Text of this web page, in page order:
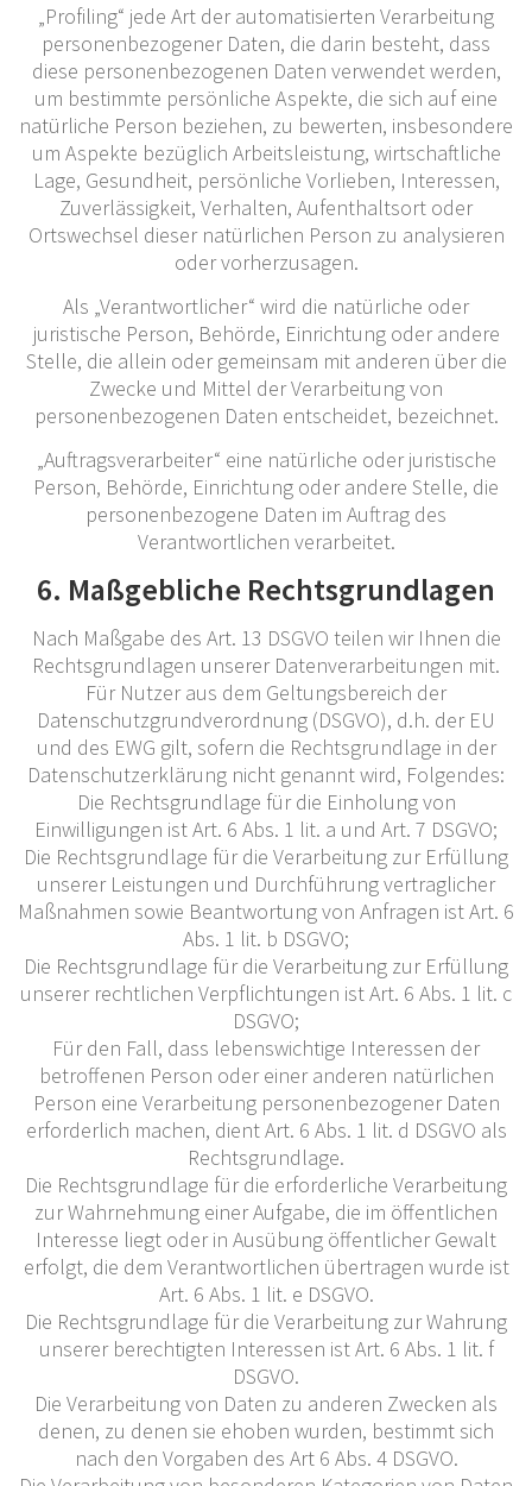
„Profiling“ jede Art der automatisierten Verarbeitung
personenbezogener Daten, die darin besteht, dass
diese personenbezogenen Daten verwendet werden,
um bestimmte persönliche Aspekte, die sich auf eine
natürliche Person beziehen, zu bewerten, insbesondere
um Aspekte bezüglich Arbeitsleistung, wirtschaftliche
Lage, Gesundheit, persönliche Vorlieben, Interessen,
Zuverlässigkeit, Verhalten, Aufenthaltsort oder
Ortswechsel dieser natürlichen Person zu analysieren
oder vorherzusagen.
Als „Verantwortlicher“ wird die natürliche oder
juristische Person, Behörde, Einrichtung oder andere
Stelle, die allein oder gemeinsam mit anderen über die
Zwecke und Mittel der Verarbeitung von
personenbezogenen Daten entscheidet, bezeichnet.
„Auftragsverarbeiter“ eine natürliche oder juristische
Person, Behörde, Einrichtung oder andere Stelle, die
personenbezogene Daten im Auftrag des
Verantwortlichen verarbeitet.
6. Maßgebliche Rechtsgrundlagen
Nach Maßgabe des Art. 13 DSGVO teilen wir Ihnen die
Rechtsgrundlagen unserer Datenverarbeitungen mit.
Für Nutzer aus dem Geltungsbereich der
Datenschutzgrundverordnung (DSGVO), d.h. der EU
und des EWG gilt, sofern die Rechtsgrundlage in der
Datenschutzerklärung nicht genannt wird, Folgendes:
Die Rechtsgrundlage für die Einholung von
Einwilligungen ist Art. 6 Abs. 1 lit. a und Art. 7 DSGVO;
Die Rechtsgrundlage für die Verarbeitung zur Erfüllung
unserer Leistungen und Durchführung vertraglicher
Maßnahmen sowie Beantwortung von Anfragen ist Art. 6
Abs. 1 lit. b DSGVO;
Die Rechtsgrundlage für die Verarbeitung zur Erfüllung
unserer rechtlichen Verpflichtungen ist Art. 6 Abs. 1 lit. c
DSGVO;
Für den Fall, dass lebenswichtige Interessen der
betroffenen Person oder einer anderen natürlichen
Person eine Verarbeitung personenbezogener Daten
erforderlich machen, dient Art. 6 Abs. 1 lit. d DSGVO als
Rechtsgrundlage.
Die Rechtsgrundlage für die erforderliche Verarbeitung
zur Wahrnehmung einer Aufgabe, die im öffentlichen
Interesse liegt oder in Ausübung öffentlicher Gewalt
erfolgt, die dem Verantwortlichen übertragen wurde ist
Art. 6 Abs. 1 lit. e DSGVO.
Die Rechtsgrundlage für die Verarbeitung zur Wahrung
unserer berechtigten Interessen ist Art. 6 Abs. 1 lit. f
DSGVO.
Die Verarbeitung von Daten zu anderen Zwecken als
denen, zu denen sie ehoben wurden, bestimmt sich
nach den Vorgaben des Art 6 Abs. 4 DSGVO.